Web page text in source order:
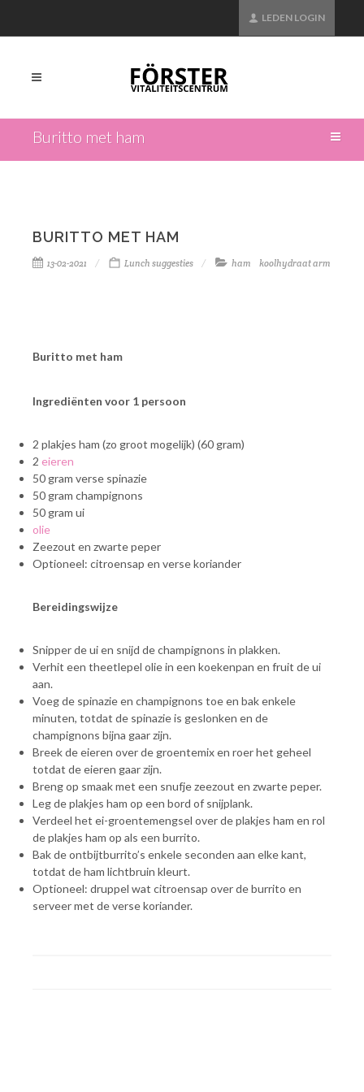
LEDEN LOGIN
Buritto met ham
BURITTO MET HAM
13-02-2021 Lunch suggesties ham koolhydraat arm
Buritto met ham
Ingrediënten voor 1 persoon
2 plakjes ham (zo groot mogelijk) (60 gram)
2 eieren
50 gram verse spinazie
50 gram champignons
50 gram ui
olie
Zeezout en zwarte peper
Optioneel: citroensap en verse koriander
Bereidingswijze
Snipper de ui en snijd de champignons in plakken.
Verhit een theetlepel olie in een koekenpan en fruit de ui
aan.
Voeg de spinazie en champignons toe en bak enkele
minuten, totdat de spinazie is geslonken en de
champignons bijna gaar zijn.
Breek de eieren over de groentemix en roer het geheel
totdat de eieren gaar zijn.
Breng op smaak met een snufje zeezout en zwarte peper.
Leg de plakjes ham op een bord of snijplank.
Verdeel het ei-groentemengsel over de plakjes ham en rol
de plakjes ham op als een burrito.
Bak de ontbijtburrito’s enkele seconden aan elke kant,
totdat de ham lichtbruin kleurt.
Optioneel: druppel wat citroensap over de burrito en
serveer met de verse koriander.